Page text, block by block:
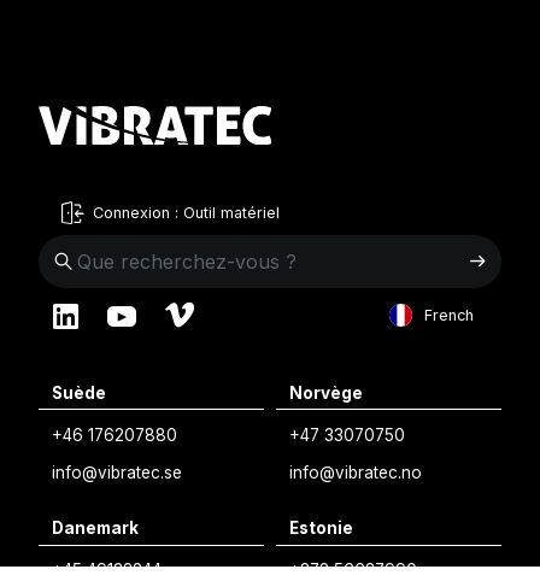
Connexion : Outil matériel
French
Swedish
Suède
+46 176207880
info@vibratec.se
Norvège
+47 33070750
info@vibratec.no
Danemark
+45 49132244
Estonie
+372 56627990